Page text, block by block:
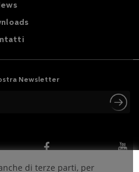
Newsletter
di terze parti, per